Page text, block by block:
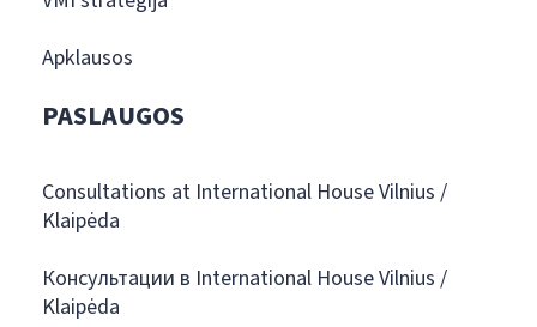
Apklausos
PASLAUGOS
Consultations at International House Vilnius /
Klaipėda
Консультации в International House Vilnius /
Klaipėda